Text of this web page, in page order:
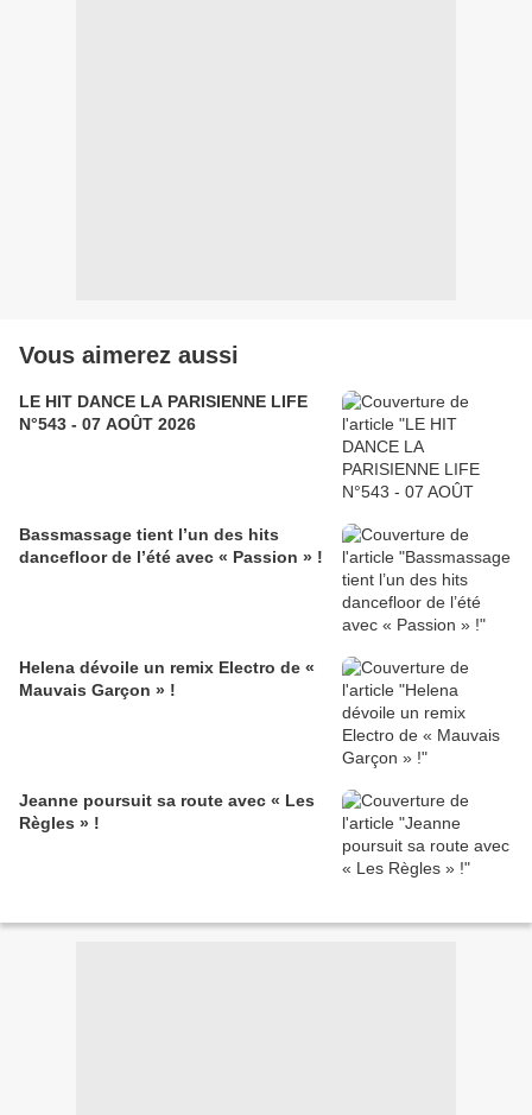
Vous aimerez aussi
LE HIT DANCE LA PARISIENNE LIFE
N°543 - 07 AOÛT 2026
Bassmassage tient l’un des hits
dancefloor de l’été avec « Passion » !
Helena dévoile un remix Electro de «
Mauvais Garçon » !
Jeanne poursuit sa route avec « Les
Règles » !